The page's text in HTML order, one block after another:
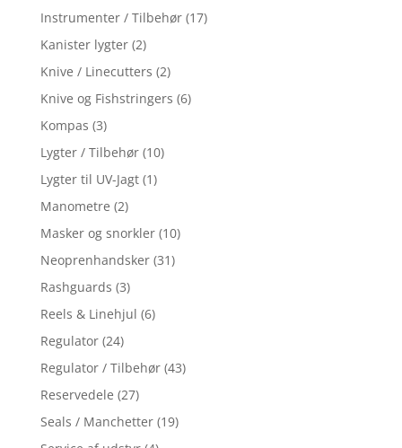
Instrumenter / Tilbehør (17)
Kanister lygter (2)
Knive / Linecutters (2)
Knive og Fishstringers (6)
Kompas (3)
Lygter / Tilbehør (10)
Lygter til UV-Jagt (1)
Manometre (2)
Masker og snorkler (10)
Neoprenhandsker (31)
Rashguards (3)
Reels & Linehjul (6)
Regulator (24)
Regulator / Tilbehør (43)
Reservedele (27)
Seals / Manchetter (19)